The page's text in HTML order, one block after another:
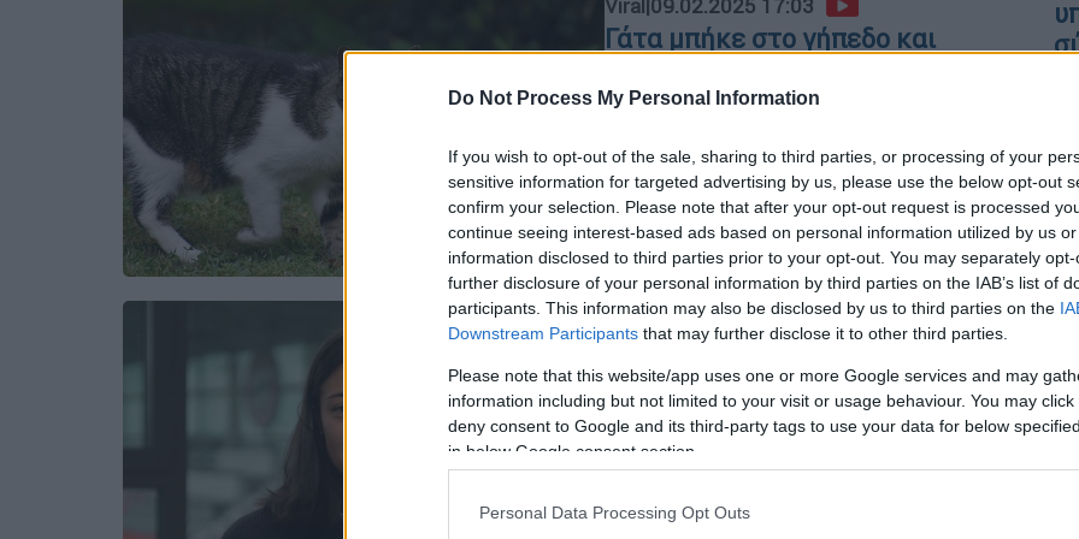
Do Not Process My Personal Information
If you wish to opt-out of the sale, sharing to third parties, or processing of your
sensitive information for targeted advertising by us, please use the below opt-out
confirm your selection. Please note that after your opt-out request is processed
continue seeing interest-based ads based on personal information utilized by us
information disclosed to third parties prior to your opt-out. You may separately
further disclosure of your personal information by third parties on the IAB’s list of
participants. This information may also be disclosed by us to third parties on the
Downstream Participants that may further disclose it to other third parties.
Please note that this website/app uses one or more Google services and may
information including but not limited to your visit or usage behaviour. You may
deny consent to Google and its third-party tags to use your data for below
in below Google consent section.
Personal Data Processing Opt Outs
Viral|09.02.2025 17:03
Γάτα μπήκε στο γήπεδο και
Τρίπολης
Ο αγώνας, μετά από ολιγόλεπτη
καθυστέρηση, συνεχίστηκε και
ολοκληρώθηκε κανονικά
Αθλητισμός|16.11.2024 18:19
καρκίνο για την Μάλα Γκρος -
Άμεση επέκταση συμβολαίου της
έκανε η ομάδα
23χρονη τερματοφύλακα της